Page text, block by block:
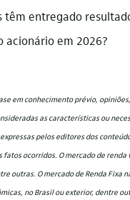
têm entregado
acionário em 2026?
em conhecimento prévio,
as características ou
pelos editores dos
ocorridos. O mercado de
outras. O mercado de Renda
no Brasil ou exterior, dentre